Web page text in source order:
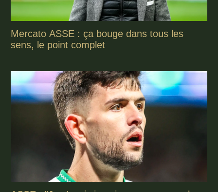
Mercato ASSE : ça bouge dans tous les
sens, le point complet